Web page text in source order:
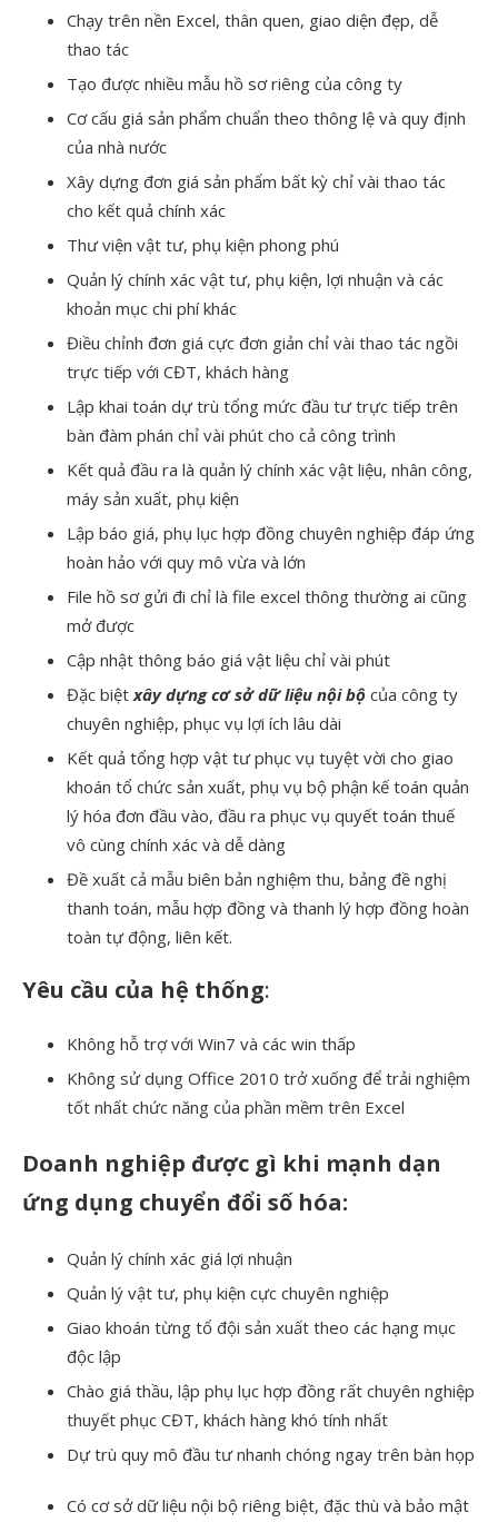
Chạy trên nền Excel, thân quen, giao diện đẹp, dễ
thao tác
Tạo được nhiều mẫu hồ sơ riêng của công ty
Cơ cấu giá sản phẩm chuẩn theo thông lệ và quy định
của nhà nước
Xây dựng đơn giá sản phẩm bất kỳ chỉ vài thao tác
cho kết quả chính xác
Thư viện vật tư, phụ kiện phong phú
Quản lý chính xác vật tư, phụ kiện, lợi nhuận và các
khoản mục chi phí khác
Điều chỉnh đơn giá cực đơn giản chỉ vài thao tác ngồi
trực tiếp với CĐT, khách hàng
Lập khai toán dự trù tổng mức đầu tư trực tiếp trên
bàn đàm phán chỉ vài phút cho cả công trình
Kết quả đầu ra là quản lý chính xác vật liệu, nhân công,
máy sản xuất, phụ kiện
Lập báo giá, phụ lục hợp đồng chuyên nghiệp đáp ứng
hoàn hảo với quy mô vừa và lớn
File hồ sơ gửi đi chỉ là file excel thông thường ai cũng
mở được
Cập nhật thông báo giá vật liệu chỉ vài phút
Đặc biệt xây dựng cơ sở dữ liệu nội bộ của công ty
chuyên nghiệp, phục vụ lợi ích lâu dài
Kết quả tổng hợp vật tư phục vụ tuyệt vời cho giao
khoán tổ chức sản xuất, phụ vụ bộ phận kế toán quản
lý hóa đơn đầu vào, đầu ra phục vụ quyết toán thuế
vô cùng chính xác và dễ dàng
Đề xuất cả mẫu biên bản nghiệm thu, bảng đề nghị
thanh toán, mẫu hợp đồng và thanh lý hợp đồng hoàn
toàn tự động, liên kết.
Yêu cầu của hệ thống:
Không hỗ trợ với Win7 và các win thấp
Không sử dụng Office 2010 trở xuống để trải nghiệm
tốt nhất chức năng của phần mềm trên Excel
Doanh nghiệp được gì khi mạnh dạn
ứng dụng chuyển đổi số hóa:
Quản lý chính xác giá lợi nhuận
Quản lý vật tư, phụ kiện cực chuyên nghiệp
Giao khoán từng tổ đội sản xuất theo các hạng mục
độc lập
Chào giá thầu, lập phụ lục hợp đồng rất chuyên nghiệp
thuyết phục CĐT, khách hàng khó tính nhất
Dự trù quy mô đầu tư nhanh chóng ngay trên bàn họp
Có cơ sở dữ liệu nội bộ riêng biệt, đặc thù và bảo mật